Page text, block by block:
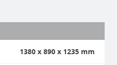
1380 x 890 x 1235 mm